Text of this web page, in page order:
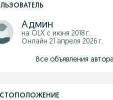
Админ
на OLX с июня 2018 г.
Онлайн 21 апреля 2026 г.
Все объявления автора